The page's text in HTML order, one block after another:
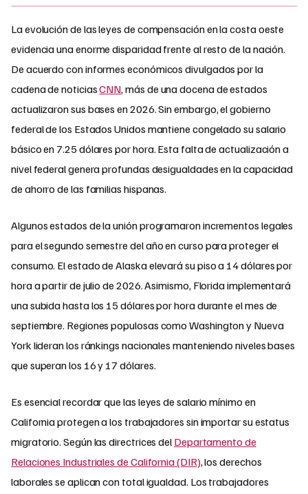
La evolución de las leyes de compensación en la costa oeste
evidencia una enorme disparidad frente al resto de la nación.
De acuerdo con informes económicos divulgados por la
cadena de noticiasCNN, más de una docena de estados
actualizaron sus bases en 2026. Sin embargo, el gobierno
federal de los Estados Unidos mantiene congelado su salario
básico en 7.25 dólares por hora. Esta falta de actualización a
nivel federal genera profundas desigualdades en la capacidad
de ahorro de las familias hispanas.
Algunos estados de la unión programaron incrementos legales
para el segundo semestre del año en curso para proteger el
consumo. El estado de Alaska elevará su piso a 14 dólares por
hora a partir de julio de 2026. Asimismo, Florida implementará
una subida hasta los 15 dólares por hora durante el mes de
septiembre. Regiones populosas como Washington y Nueva
York lideran los ránkings nacionales manteniendo niveles bases
que superan los 16 y 17 dólares.
Es esencial recordar que las leyes de salario mínimo en
California protegen a los trabajadores sin importar su estatus
migratorio. Según las directrices del Departamento de
Relaciones Industriales de California (DIR), los derechos
laborales se aplican con total igualdad. Los trabajadores